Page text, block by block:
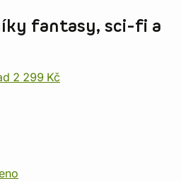
fantasy, sci-fi a
2 299 Kč